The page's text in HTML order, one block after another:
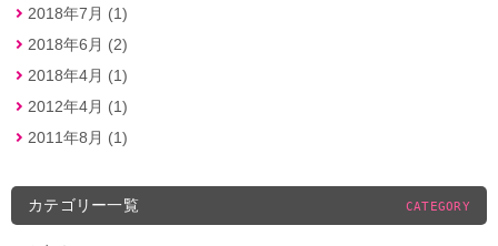
2018年7月 (1)
2018年6月 (2)
2018年4月 (1)
2012年4月 (1)
2011年8月 (1)
カテゴリー一覧 CATEGORY